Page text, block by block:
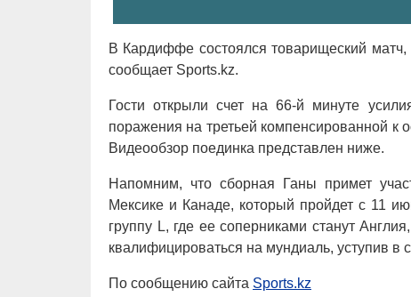
В Кардиффе состоялся товарищеский
сообщает Sports.kz.
Гости открыли счет на 66-й минуте
поражения на третьей компенсированной
Видеообзор поединка представлен ниже.
Напомним, что сборная Ганы примет
Мексике и Канаде, который пройдет с 11
группу L, где ее соперниками станут
квалифицироваться на мундиаль, уступив в
По сообщению сайта Sports.kz